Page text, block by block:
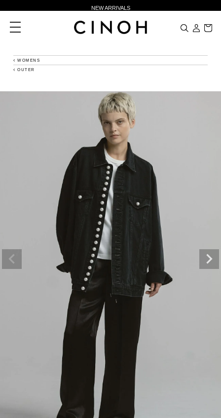
NEW ARRIVALS
新規会員登録500ポイントプレゼント
夏季休業に伴う一部業務休業のお知らせ
ニュースレター登録で¥1,000クーポン進呈
toggle
navigation
WOMENS
OUTER